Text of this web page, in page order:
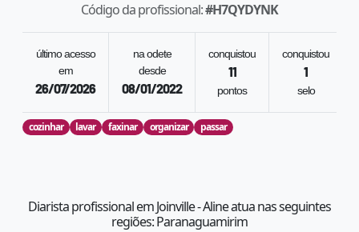
Código da profissional:#H7QYDYNK
último acesso
em
26/07/2026
na odete
desde
08/01/2022
conquistou
11
pontos
conquistou
1
selo
cozinhar lavar faxinar organizar passar
Diarista profissional em Joinville - Aline atua nas seguintes
regiões: Paranaguamirim